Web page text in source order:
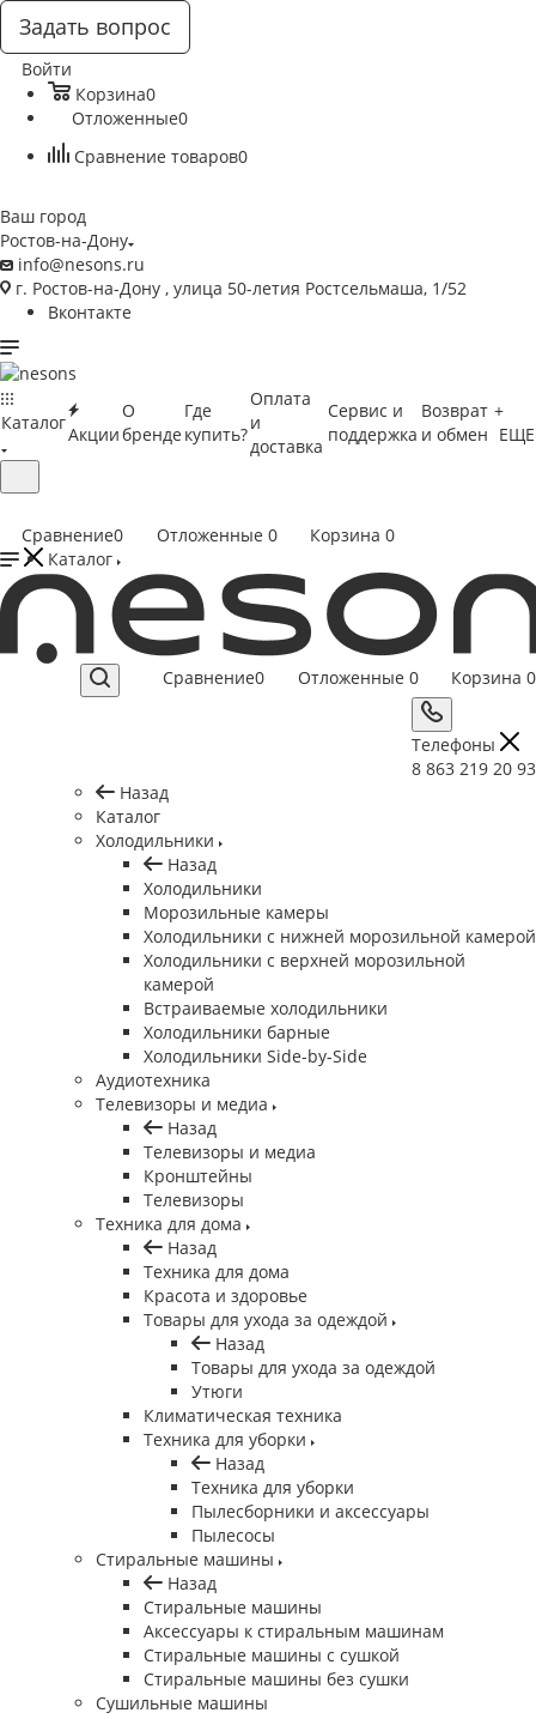
Задать вопрос
Войти
Корзина0
Отложенные0
Сравнение товаров0
Ваш город
Ростов-на-Дону
info@nesons.ru
г. Ростов-на-Дону , улица 50-летия Ростсельмаша, 1/52
Вконтакте
Каталог
Акции
О
бренде
Где
купить?
Оплата
и
доставка
Сервис и
поддержка
Возврат
и обмен
+
ЕЩЕ
Сравнение0 Отложенные 0 Корзина 0
Сравнение0 Отложенные 0 Корзина 0
Телефоны
8 863 219 20 93
Каталог
Назад
Каталог
Холодильники
Назад
Холодильники
Морозильные камеры
Холодильники с нижней морозильной камерой
Холодильники с верхней морозильной
камерой
Встраиваемые холодильники
Холодильники барные
Холодильники Side-by-Side
Аудиотехника
Телевизоры и медиа
Назад
Телевизоры и медиа
Кронштейны
Телевизоры
Техника для дома
Назад
Техника для дома
Красота и здоровье
Товары для ухода за одеждой
Назад
Товары для ухода за одеждой
Утюги
Климатическая техника
Техника для уборки
Назад
Техника для уборки
Пылесборники и аксессуары
Пылесосы
Стиральные машины
Назад
Стиральные машины
Аксессуары к стиральным машинам
Стиральные машины с сушкой
Стиральные машины без сушки
Сушильные машины